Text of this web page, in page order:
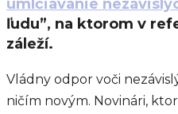
umlčiavanie
ľudu”, na ktorom v
záleží.
Vládny odpor voči
ničím novým. Novinári,